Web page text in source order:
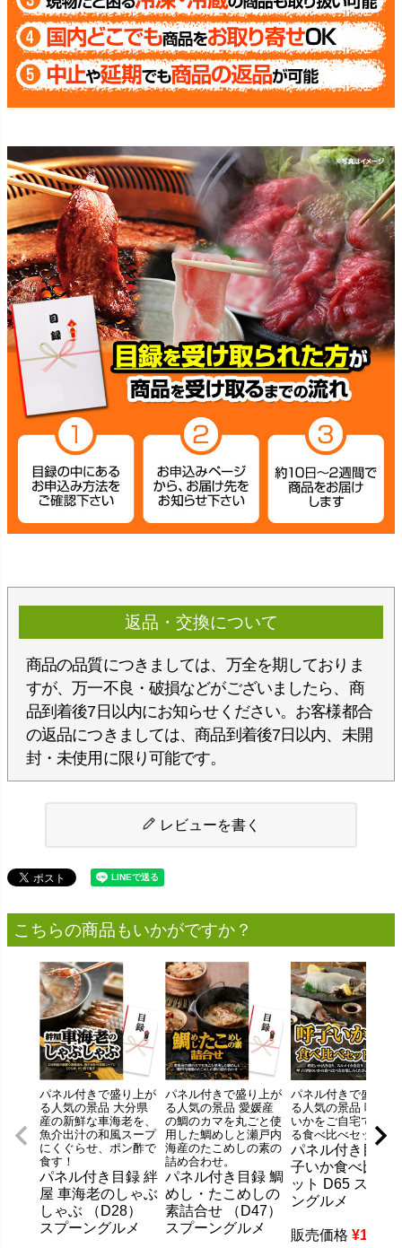
返品・交換について
商品の品質につきましては、万全を期しておりま
すが、万一不良・破損などがございましたら、商
品到着後7日以内にお知らせください。お客様都合
の返品につきましては、商品到着後7日以内、未開
封・未使用に限り可能です。
レビューを書く
こちらの商品もいかがですか？
パネル付きで盛り上が
る人気の景品 大分県
産の新鮮な車海老を、
魚介出汁の和風スープ
にくぐらせ、ポン酢で
食す！
パネル付き目録 絆
屋 車海老のしゃぶ
しゃぶ （D28）
スプーングルメ
パネル付きで盛り上が
る人気の景品 愛媛産
の鯛のカマを丸ごと使
用した鯛めしと瀬戸内
海産のたこめしの素の
詰め合わせ。
パネル付き目録 鯛
めし・たこめしの
素詰合せ （D47）
スプーングルメ
パネル付きで盛り上
る人気の景品 呼子の
いかをご自宅で楽し
る食べ比べセット
パネル付き目録
子いか食べ比べ
ット D65 スプー
ングルメ
販売価格 ¥11,550